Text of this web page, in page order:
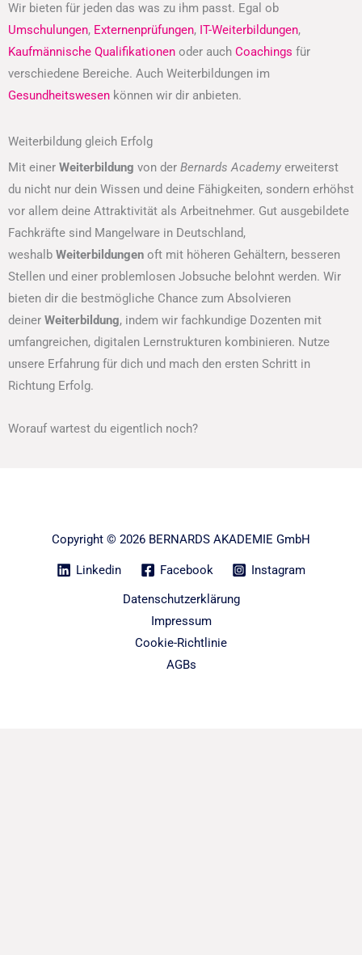
Wir bieten für jeden das was zu ihm passt. Egal ob
Umschulungen, Externenprüfungen, IT-Weiterbildungen,
Kaufmännische Qualifikationen oder auch Coachings für
verschiedene Bereiche. Auch Weiterbildungen im
Gesundheitswesen können wir dir anbieten.
Weiterbildung gleich Erfolg
Mit einer Weiterbildung von der Bernards Academy erweiterst
du nicht nur dein Wissen und deine Fähigkeiten, sondern erhöhst
vor allem deine Attraktivität als Arbeitnehmer. Gut ausgebildete
Fachkräfte sind Mangelware in Deutschland,
weshalb Weiterbildungen oft mit höheren Gehältern, besseren
Stellen und einer problemlosen Jobsuche belohnt werden. Wir
bieten dir die bestmögliche Chance zum Absolvieren
deiner Weiterbildung, indem wir fachkundige Dozenten mit
umfangreichen, digitalen Lernstrukturen kombinieren. Nutze
unsere Erfahrung für dich und mach den ersten Schritt in
Richtung Erfolg.
Worauf wartest du eigentlich noch?
Copyright © 2026 BERNARDS AKADEMIE GmbH
Linkedin Facebook
Instagram
Datenschutzerklärung
Impressum
Cookie-Richtlinie
AGBs